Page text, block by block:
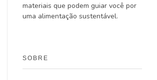
materiais que podem guiar você por
uma alimentação sustentável.
SOBRE